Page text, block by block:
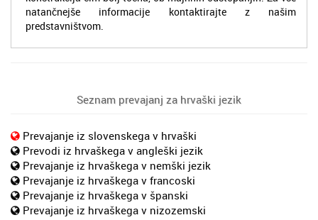
natančnejše informacije kontaktirajte z našim
predstavništvom.
Seznam prevajanj za hrvaški jezik
Prevajanje iz slovenskega v hrvaški
Prevodi iz hrvaškega v angleški jezik
Prevajanje iz hrvaškega v nemški jezik
Prevajanje iz hrvaškega v francoski
Prevajanje iz hrvaškega v španski
Prevajanje iz hrvaškega v nizozemski